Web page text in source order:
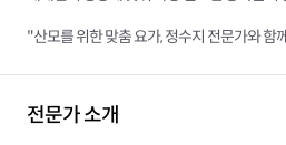
"산모를 위한 맞춤 요가, 정수지 전문가와 함
전문가 소개